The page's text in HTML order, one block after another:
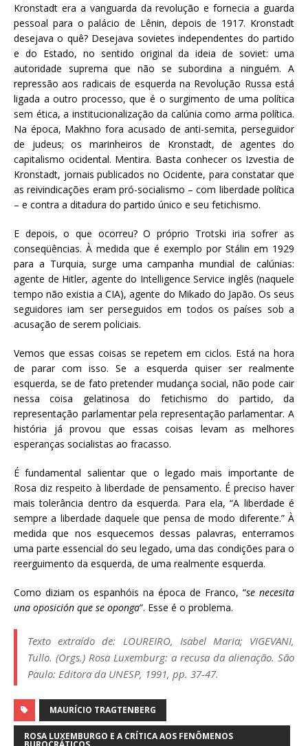
Kronstadt era a vanguarda da revolução e fornecia a guarda
pessoal para o palácio de Lênin, depois de 1917. Kronstadt
desejava o quê? Desejava sovietes independentes do partido
e do Estado, no sentido original da ideia de soviet: uma
autoridade suprema que não se subordina a ninguém. A
repressão aos radicais de esquerda na Revolução Russa está
ligada a outro processo, que é o surgimento de uma política
sem ética, a institucionalização da calúnia como arma política.
Na época, Makhno fora acusado de anti-semita, perseguidor
de judeus; os marinheiros de Kronstadt, de agentes do
capitalismo ocidental. Mentira. Basta conhecer os Izvestia de
Kronstadt, jornais publicados no Ocidente, para constatar que
as reivindicações eram pró-socialismo – com liberdade política
– e contra a ditadura do partido único e seu fetichismo.
E depois, o que ocorreu? O próprio Trotski iria sofrer as
conseqüências. À medida que é exemplo por Stálin em 1929
para a Turquia, surge uma campanha mundial de calúnias:
agente de Hitler, agente do Intelligence Service inglês (naquele
tempo não existia a CIA), agente do Mikado do Japão. Os seus
seguidores iam ser perseguidos em todos os países sob a
acusação de serem policiais.
Vemos que essas coisas se repetem em ciclos. Está na hora
de parar com isso. Se a esquerda quiser ser realmente
esquerda, se de fato pretender mudança social, não pode cair
nessa coisa gelatinosa do fetichismo do partido, da
representação parlamentar pela representação parlamentar. A
história já provou que essas coisas levam as melhores
esperanças socialistas ao fracasso.
É fundamental salientar que o legado mais importante de
Rosa diz respeito à liberdade de pensamento. É preciso haver
mais tolerância dentro da esquerda. Para ela, “A liberdade é
sempre a liberdade daquele que pensa de modo diferente.” À
medida que nos esquecemos dessas palavras, enterramos
uma parte essencial do seu legado, uma das condições para o
reerguimento da esquerda, de uma realmente esquerda.
Como diziam os espanhóis na época de Franco, “se necesita
una oposición que se oponga”. Esse é o problema.
Texto extraído de: LOUREIRO, Isabel Maria; VIGEVANI,
Tullo. (Orgs.) Rosa Luxemburg: a recusa da alienação. São
Paulo: Editora da UNESP, 1991, pp. 37-47.
MAURÍCIO TRAGTENBERG
ROSA LUXEMBURGO E A CRÍTICA AOS FENÔMENOS